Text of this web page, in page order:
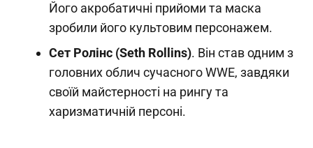
Його акробатичні прийоми та маска
зробили його культовим персонажем.
Сет Ролінс (Seth Rollins). Він став одним з
головних облич сучасного WWE, завдяки
своїй майстерності на рингу та
харизматичній персоні.